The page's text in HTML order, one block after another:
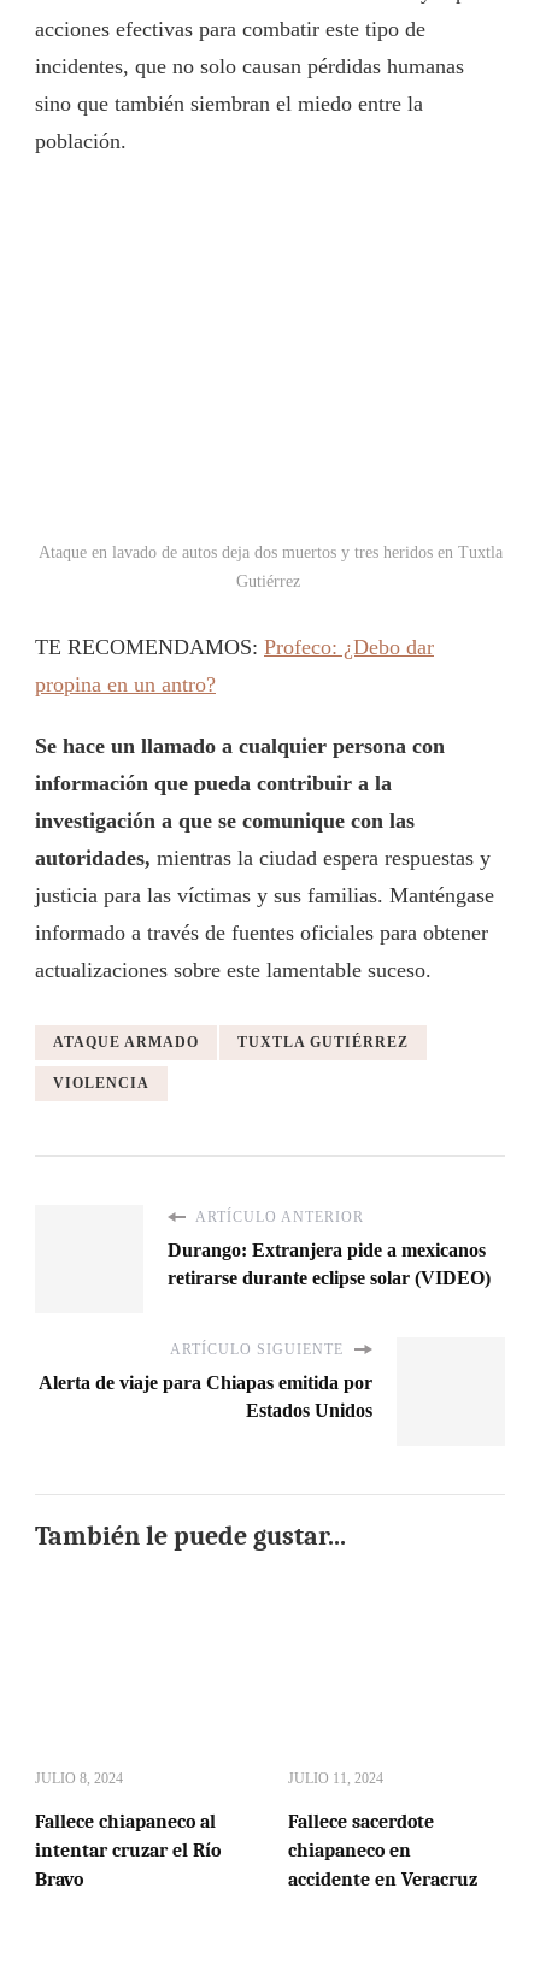
acciones efectivas para combatir este tipo de
incidentes, que no solo causan pérdidas humanas
sino que también siembran el miedo entre la
población.
Ataque en lavado de autos deja dos muertos y tres heridos en Tuxtla
Gutiérrez
TE RECOMENDAMOS: Profeco: ¿Debo dar
propina en un antro?
Se hace un llamado a cualquier persona con
información que pueda contribuir a la
investigación a que se comunique con las
autoridades, mientras la ciudad espera respuestas y
justicia para las víctimas y sus familias. Manténgase
informado a través de fuentes oficiales para obtener
actualizaciones sobre este lamentable suceso.
ATAQUE ARMADO TUXTLA GUTIÉRREZ
VIOLENCIA
ARTÍCULO ANTERIOR
Durango: Extranjera pide a mexicanos
retirarse durante eclipse solar (VIDEO)
ARTÍCULO SIGUIENTE
Alerta de viaje para Chiapas emitida por
Estados Unidos
También le puede gustar...
JULIO 8, 2024
Fallece chiapaneco al
intentar cruzar el Río
Bravo
JULIO 11, 2024
Fallece sacerdote
chiapaneco en
accidente en Veracruz